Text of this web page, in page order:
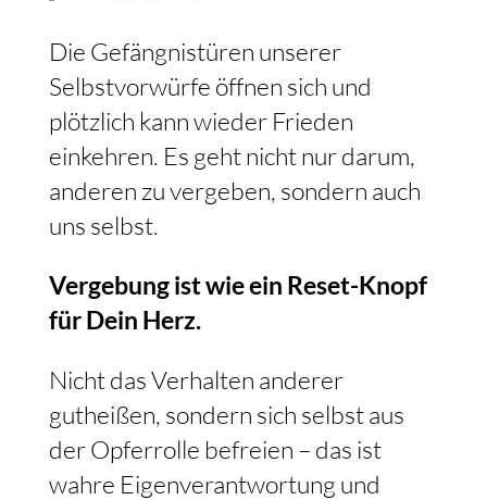
Die Gefängnistüren unserer
Selbstvorwürfe öffnen sich und
plötzlich kann wieder Frieden
einkehren. Es geht nicht nur darum,
anderen zu vergeben, sondern auch
uns selbst.
Vergebung ist wie ein Reset-Knopf
für Dein Herz.
Nicht das Verhalten anderer
gutheißen, sondern sich selbst aus
der Opferrolle befreien – das ist
wahre Eigenverantwortung und